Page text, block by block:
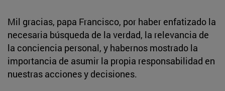
Mil gracias, papa Francisco, por haber enfatizado la
necesaria búsqueda de la verdad, la relevancia de
la conciencia personal, y habernos mostrado la
importancia de asumir la propia responsabilidad en
nuestras acciones y decisiones.